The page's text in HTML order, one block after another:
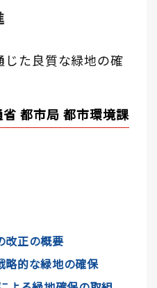
た良質な緑地の確
省 都市局 都市環境課
改正の概要
略的な緑地の確保